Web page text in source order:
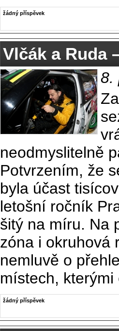
žádný příspěvek
Vlčák a Ruda
8.
neodmyslitelně
Potvrzením, že
byla účast
letošní ročník
šitý na míru. Na
zóna i okruhová
nemluvě o
místech,
žádný příspěvek